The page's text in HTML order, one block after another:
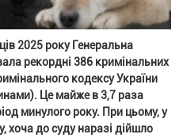
2025 року Генеральна
рекордні 386 кримінальних
кодексу України
Це майже в 3,7 раза
минулого року. При цьому, у
хоча до суду наразі дійшло